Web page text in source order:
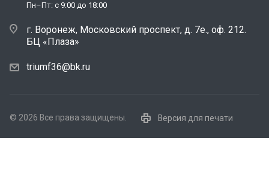
Пн–Пт: с 9:00 до 18:00
г. Воронеж, Московский проспект, д. 7е., оф. 212.
БЦ «Плаза»
triumf36@bk.ru
© 2026 Все права защищены. Версия для печати